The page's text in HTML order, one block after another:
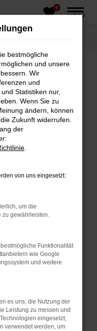
0
MENÜ
helfen können:
und deine
Beispiel deine
Seiten
Seite in einem
vorübergehende
Stand
nur ein
auch dazu
bestmögliche
und unsere
Wir
und
Statistiken nur,
Wenn Sie zu
ändern, können
Zukunft widerrufen.
der
von uns eingesetzt:
um die
zu gewährleisten.
Funktionalität
wie Google
und weitere
es uns, die Nutzung der
Leistung zu messen und
eingesetzt,
verwendet werden, um